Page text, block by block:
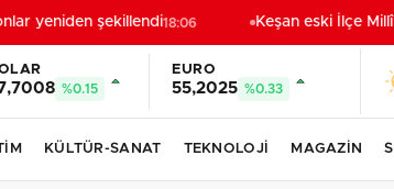
yeniden şekillendi18:06 Keşan eski İlçe Millî
%0.15
EURO
55,2025 %0.33
KÜLTÜR-SANAT TEKNOLOJİ MAGAZİN